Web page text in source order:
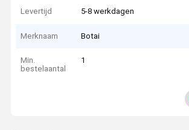
Levertijd 5-8 werkdagen
Merknaam Botai
Min.
bestelaantal
1